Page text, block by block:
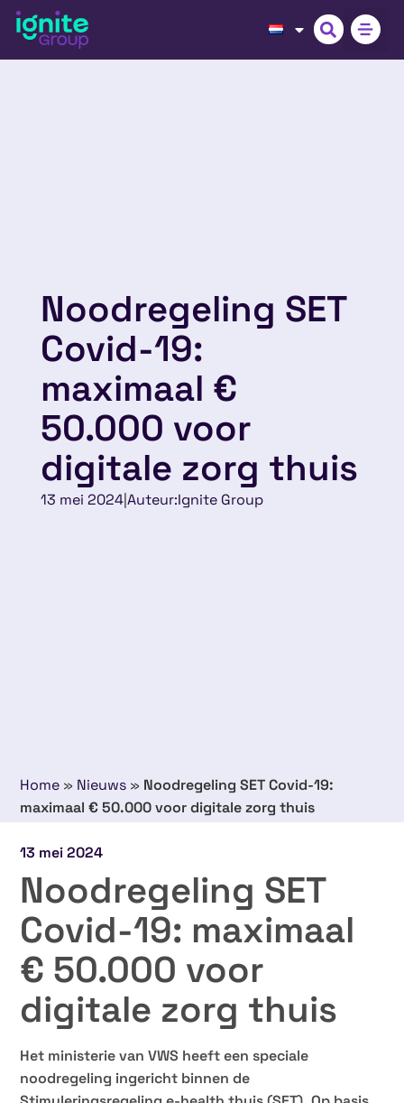
Noodregeling SET
Covid-19:
maximaal €
50.000 voor
digitale zorg thuis
13 mei 2024|Auteur:Ignite Group
Home » Nieuws » Noodregeling SET Covid-19:
maximaal € 50.000 voor digitale zorg thuis
13 mei 2024
Noodregeling SET
Covid-19: maximaal
€ 50.000 voor
digitale zorg thuis
Het ministerie van VWS heeft een speciale
noodregeling ingericht binnen de